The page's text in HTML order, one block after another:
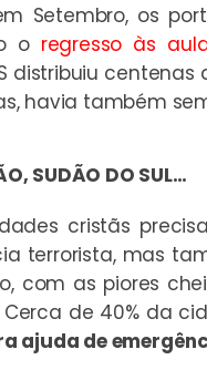
Setembro, os
o regresso às
distribuiu
havia também
SUDÃO DO SUL…
cristãs
terrorista, mas
com as piores
Cerca de 40% da
ajuda de